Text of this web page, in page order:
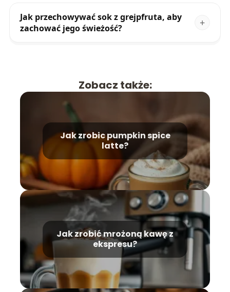
Jak przechowywać sok z grejpfruta, aby
zachować jego świeżość?
Zobacz także:
Jak zrobic pumpkin spice
latte?
Jak zrobić mrożoną kawę z
ekspresu?